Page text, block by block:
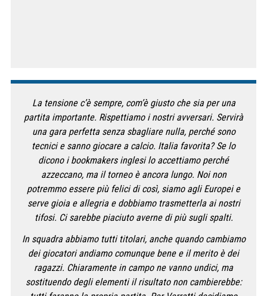
La tensione c’è sempre, com’è giusto che sia per una
partita importante. Rispettiamo i nostri avversari. Servirà
una gara perfetta senza sbagliare nulla, perché sono
tecnici e sanno giocare a calcio. Italia favorita? Se lo
dicono i bookmakers inglesi lo accettiamo perché
azzeccano, ma il torneo è ancora lungo. Noi non
potremmo essere più felici di così, siamo agli Europei e
serve gioia e allegria e dobbiamo trasmetterla ai nostri
tifosi. Ci sarebbe piaciuto averne di più sugli spalti.
In squadra abbiamo tutti titolari, anche quando cambiamo
dei giocatori andiamo comunque bene e il merito è dei
ragazzi. Chiaramente in campo ne vanno undici, ma
sostituendo degli elementi il risultato non cambierebbe: